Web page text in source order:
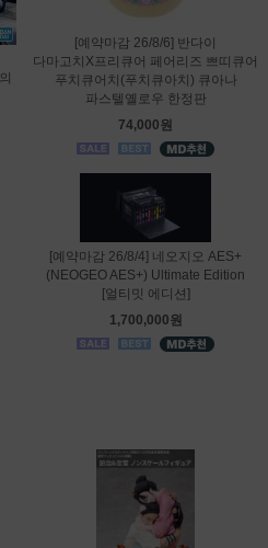
[예약마감 26/8/6] 반다이
다마고치X프리큐어 페어리즈 쁘띠큐어
푸치큐어치(푸치큐아치) 큐아나
파스텔옐로우 한정판
74,000원
[예약마감 26/8/4] 네오지오 AES+
(NEOGEO AES+) Ultimate Edition
[얼티밋 에디션]
1,700,000원